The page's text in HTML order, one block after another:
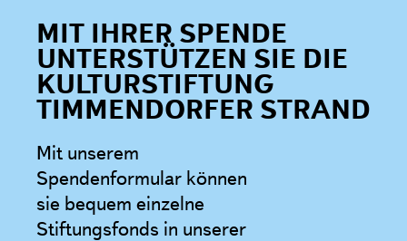
MIT IHRER SPENDE
UNTERSTÜTZEN SIE DIE
KULTURSTIFTUNG
TIMMENDORFER STRAND
Mit unserem
Spendenformular können
sie bequem einzelne
Stiftungsfonds in unserer